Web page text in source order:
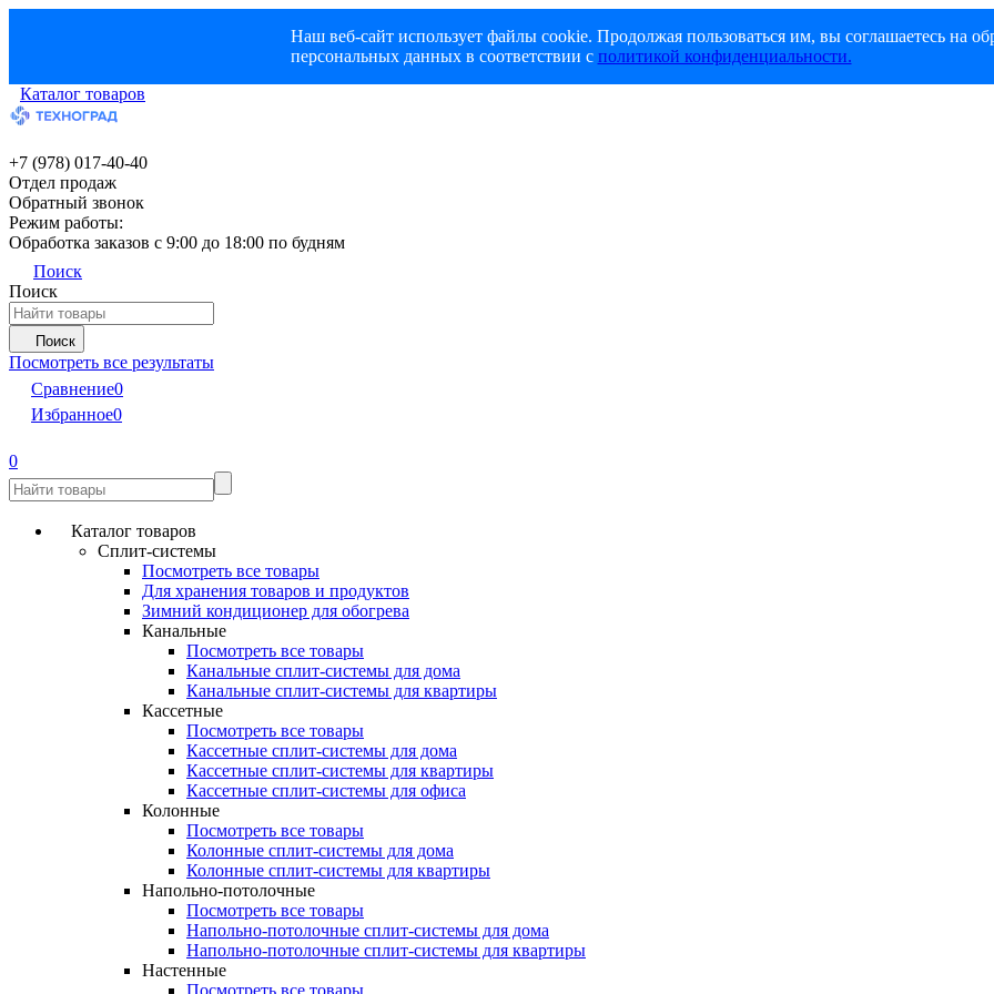
Наш веб-сайт использует файлы cookie. Продолжая пользоваться им, вы соглашаетесь на
персональных данных в соответствии с политикой конфиденциальности.
Каталог товаров
+7 (978) 017-40-40
Отдел продаж
Обратный звонок
Режим работы:
Обработка заказов с 9:00 до 18:00 по будням
Поиск
Поиск
Поиск
Посмотреть все результаты
Сравнение0
Избранное0
0
Каталог товаров
Сплит-системы
Посмотреть все товары
Для хранения товаров и продуктов
Зимний кондиционер для обогрева
Канальные
Посмотреть все товары
Канальные сплит-системы для дома
Канальные сплит-системы для квартиры
Кассетные
Посмотреть все товары
Кассетные сплит-системы для дома
Кассетные сплит-системы для квартиры
Кассетные сплит-системы для офиса
Колонные
Посмотреть все товары
Колонные сплит-системы для дома
Колонные сплит-системы для квартиры
Напольно-потолочные
Посмотреть все товары
Напольно-потолочные сплит-системы для дома
Напольно-потолочные сплит-системы для квартиры
Настенные
Посмотреть все товары